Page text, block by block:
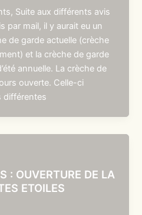
Suite aux différents avis
par mail, il y aurait eu un
de garde actuelle (crèche
et la crèche de garde
annuelle. La crèche de
ouverte. Celle-ci
différentes
: OUVERTURE DE LA
ETOILES